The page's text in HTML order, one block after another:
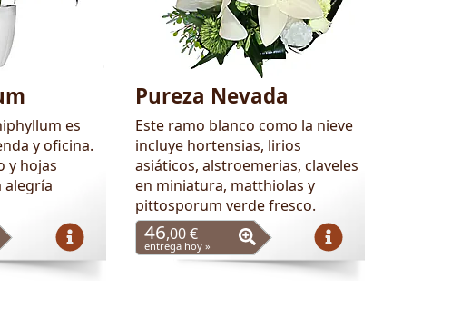
es
y oficina.
y hojas
alegría
Pureza Nevada
Este ramo blanco como la nieve
incluye hortensias, lirios
asiáticos, alstroemerias, claveles
en miniatura, matthiolas y
pittosporum verde fresco.
46,00 €
entrega hoy »